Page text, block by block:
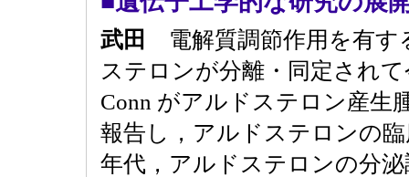
武田 電解質調節作用を有
ステロンが分離・同定され
Conn がアルドステロン産生
報告し，アルドステロンの
年代，アルドステロンの分